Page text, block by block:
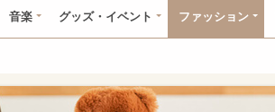
音楽 グッズ・イベント ファッション